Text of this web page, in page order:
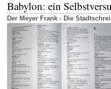
Babylon: ein
Der Meyer Frank - Die